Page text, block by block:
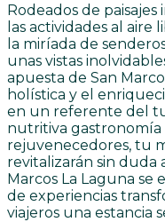
Rodeados de
las actividades al aire
la miríada de
unas vistas
apuesta de San
holística y el
en un referente del
nutritiva gastronomía
rejuvenecedores, tu
revitalizarán sin duda
Marcos La Laguna se
de experiencias
viajeros una estancia